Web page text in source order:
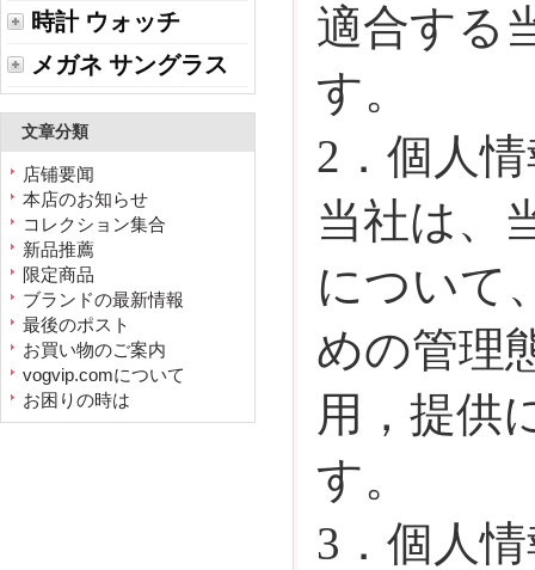
時計 ウォッチ
メガネ サングラス
文章分類
店铺要闻
本店のお知らせ
コレクション集合
新品推薦
限定商品
ブランドの最新情報
最後のポスト
お買い物のご案内
vogvip.comについて
お困りの時は
適合する
す。
2．個人
当社は、
について
めの管理
用，提供
す。
3．個人